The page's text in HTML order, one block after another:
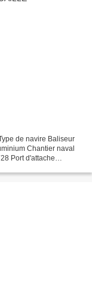
de navire Baliseur
Chantier naval
Port d'attache